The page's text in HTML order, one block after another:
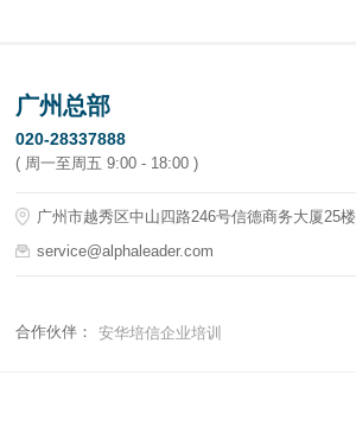
广州总部
020-28337888
( 周一至周五 9:00 - 18:00 )
广州市越秀区中山四路246号信德商务大厦25楼
service@alphaleader.com
合作伙伴： 安华培信企业培训